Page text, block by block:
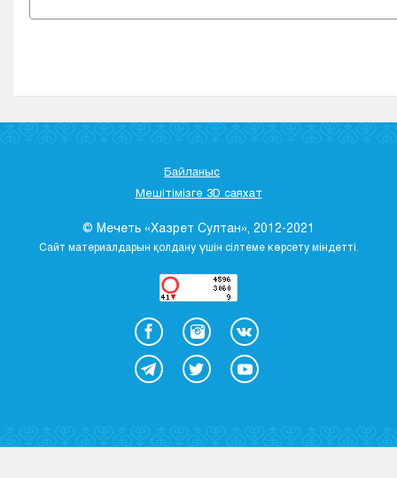
Байланыс
Мешітімізге 3D саяхат
© Мечеть «Хазрет Султан», 2012-2021
Сайт материалдарын қолдану үшін сілтеме көрсету міндетті.